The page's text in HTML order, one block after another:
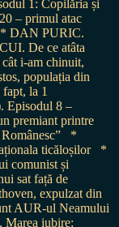
1: Copilăria și
– primul atac
* DAN PURIC.
De ce atâta
i-am chinuit,
populația din
la 1
Episodul 8 –
premiant printre
*
ticăloșilor
*
comunist și
sat față de
expulzat din
AUR-ul Neamului
Marea iubire: